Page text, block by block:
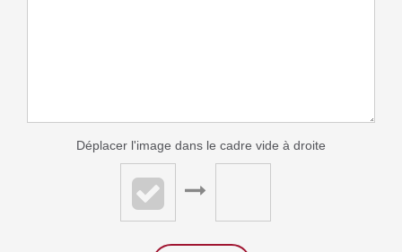
Déplacer l'image dans le cadre vide à droite